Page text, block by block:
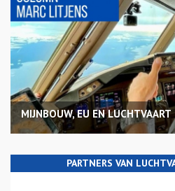
MIJNBOUW, EU EN LUCHTVAART
PARTNERS VAN